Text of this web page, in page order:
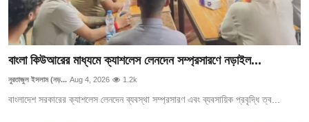
বাংলা কিউআরের মাধ্যমে ক্যাশলেস লেনদেন সম্প্রসারণে নড়াইল...
নুরতাজুল ইসলাম (নড়... Aug 4, 2026 1.2k
বাংলাদেশ সরকারের ক্যাশলেস লেনদেন ব্যবস্থা সম্প্রসারণ এবং ব্যবসায়িক প্রবৃদ্ধি ত্ব...